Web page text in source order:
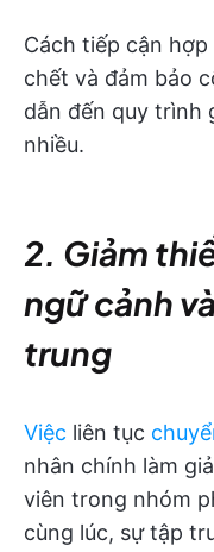
Cách tiếp cận
chết và đảm bảo
dẫn đến quy trình
nhiều.
2. Giảm
ngữ cảnh
trung
Việc liên tục
nhân chính làm
viên trong nhóm
cùng lúc, sự tập